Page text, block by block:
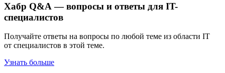
Хабр Q&A — вопросы и ответы для IT-
специалистов
Получайте ответы на вопросы по любой теме из области IT
от специалистов в этой теме.
Узнать больше